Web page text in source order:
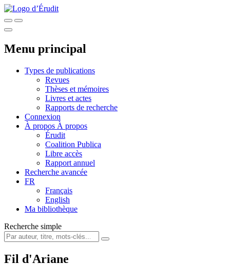
Menu principal
Types de publications
Revues
Thèses et mémoires
Livres et actes
Rapports de recherche
Connexion
À propos À propos
Érudit
Coalition Publica
Libre accès
Rapport annuel
Recherche avancée
FR
Français
English
Ma bibliothèque
Recherche simple
Fil d'Ariane